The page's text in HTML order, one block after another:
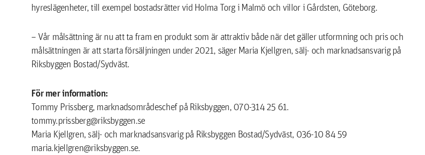
hyreslägenheter, till exempel bostadsrätter vid Holma Torg i Malmö och villor i Gårdsten, Göteborg.
– Vår målsättning är nu att ta fram en produkt som är attraktiv både när det gäller utformning och pris och
målsättningen är att starta försäljningen under 2021, säger Maria Kjellgren, sälj- och marknadsansvarig på
Riksbyggen Bostad/Sydväst.
För mer information:
Tommy Prissberg, marknadsområdeschef på Riksbyggen, 070-314 25 61.
tommy.prissberg@riksbyggen.se
Maria Kjellgren, sälj- och marknadsansvarig på Riksbyggen Bostad/Sydväst, 036-10 84 59
maria.kjellgren@riksbyggen.se.